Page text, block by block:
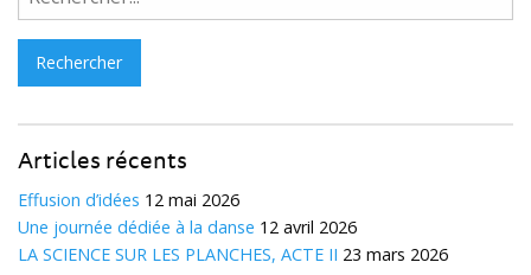
Articles récents
Effusion d’idées 12 mai 2026
Une journée dédiée à la danse 12 avril 2026
LA SCIENCE SUR LES PLANCHES, ACTE II 23 mars 2026